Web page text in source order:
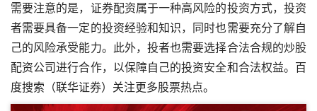
需要注意的是，证券配资属于一种高风险的投资方式，投资
者需要具备一定的投资经验和知识，同时也需要充分了解自
己的风险承受能力。此外，投者也需要选择合法合规的炒股
配资公司进行合作，以保障自己的投资安全和合法权益。百
度搜索（联华证券）关注更多股票热点。